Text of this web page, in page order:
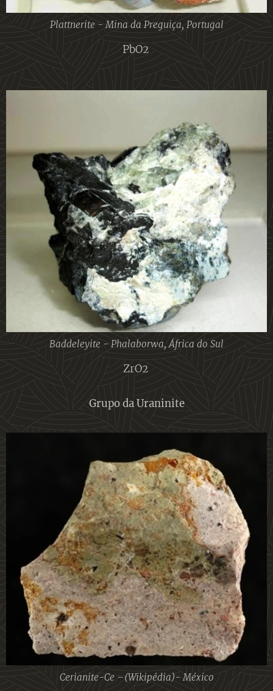
Plattnerite - Mina da Preguiça, Portugal
PbO2
Baddeleyite - Phalaborwa, África do Sul
ZrO2
Grupo da Uraninite
Cerianite-Ce –(Wikipédia)- México